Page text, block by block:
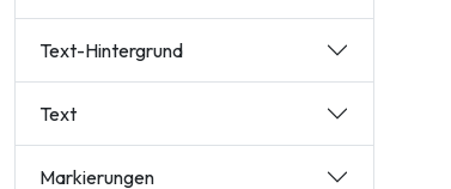
Text-Hintergrund
Text
Markierungen